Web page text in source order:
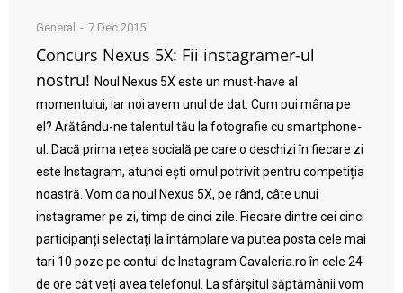
General 7 Dec 2015
Concurs Nexus 5X: Fii instagramer-ul
nostru! Noul Nexus 5X este un must-have al
momentului, iar noi avem unul de dat. Cum pui mâna pe
el? Arătându-ne talentul tău la fotografie cu smartphone-
ul. Dacă prima rețea socială pe care o deschizi în fiecare zi
este Instagram, atunci ești omul potrivit pentru competiția
noastră. Vom da noul Nexus 5X, pe rând, câte unui
instagramer pe zi, timp de cinci zile. Fiecare dintre cei cinci
participanți selectați la întâmplare va putea posta cele mai
tari 10 poze pe contul de Instagram Cavaleria.ro în cele 24
de ore cât veți avea telefonul. La sfârșitul săptămânii vom